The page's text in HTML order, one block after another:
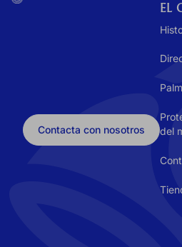
Contacta con nosotros
EL
del